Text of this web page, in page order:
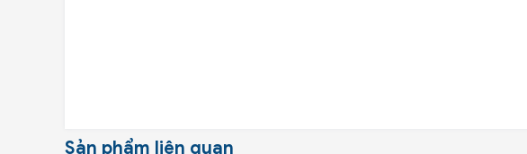
Sản phẩm liên quan